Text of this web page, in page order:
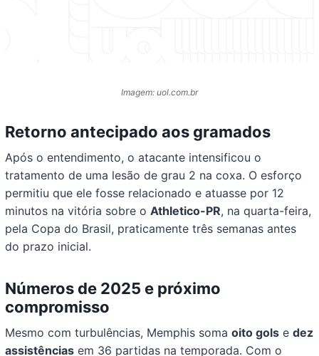
Imagem: uol.com.br
Retorno antecipado aos gramados
Após o entendimento, o atacante intensificou o
tratamento de uma lesão de grau 2 na coxa. O esforço
permitiu que ele fosse relacionado e atuasse por 12
minutos na vitória sobre oAthletico-PR, na quarta-feira,
pela Copa do Brasil, praticamente três semanas antes
do prazo inicial.
Números de 2025 e próximo
compromisso
Mesmo com turbulências, Memphis somaoito gols edez
assistências em 36 partidas na temporada. Com o